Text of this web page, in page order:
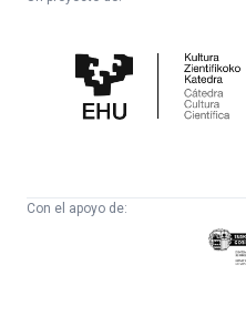
Cultura
Científica
Con el apoyo de: